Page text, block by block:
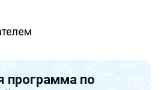
программа по